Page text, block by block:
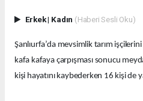
Erkek| Kadın (Haberi Sesli Oku)
Şanlıurfa’da mevsimlik tarım
kafa kafaya çarpışması sonucu
kişi hayatını kaybederken 16 kişi de